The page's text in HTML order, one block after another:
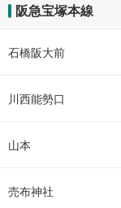
阪急宝塚本線
石橋阪大前
川西能勢口
山本
売布神社